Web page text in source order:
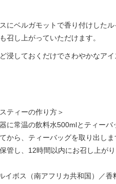
にベルガモットで香り付けした
召し上がっていただけます。
浸しておくだけでさわやかなア
ティーの作り方＞
に常温の飲料水500mlとティーバ
から、ティーバッグを取り出しま
管し、12時間以内にお召し上がり
イボス（南アフリカ共和国）／香